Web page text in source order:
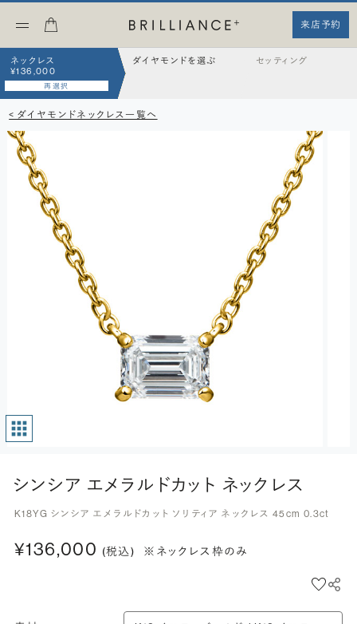
来店予約
ネックレス
¥136,000
再選択
ダイヤモンドを選ぶ セッティング
< ダイヤモンドネックレス一覧へ
シンシア エメラルドカット ネックレス
K18YG シンシア エメラルドカット ソリティア ネックレス 45cm 0.3ct
¥136,000 (税込) ※ネックレス枠のみ